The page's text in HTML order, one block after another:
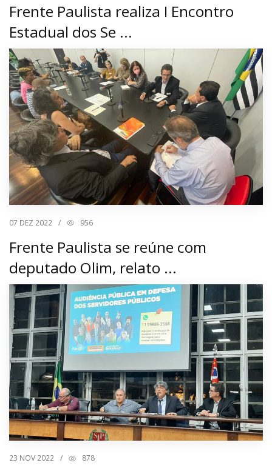
Frente Paulista realiza I Encontro
Estadual dos Se ...
07 DEZ 2022 / 956
Frente Paulista se reúne com
deputado Olim, relato ...
23 NOV 2022 / 878